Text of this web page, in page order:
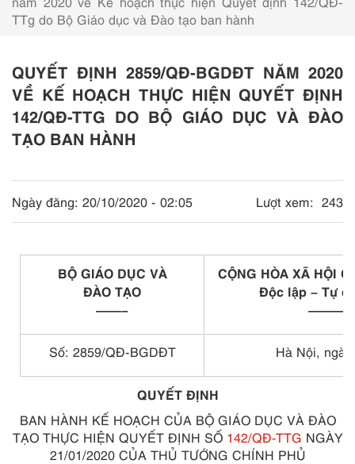
TTg do Bộ Giáo dục và Đào tạo ban hành
QUYẾT ĐỊNH 2859/QĐ-BGDĐT NĂM 2020
VỀ KẾ HOẠCH THỰC HIỆN QUYẾT ĐỊNH
142/QĐ-TTG DO BỘ GIÁO DỤC VÀ ĐÀO
TẠO BAN HÀNH
Ngày đăng: 20/10/2020 - 02:05 Lượt xem: 243
BỘ GIÁO DỤC VÀ
ĐÀO TẠO
——–
CỘNG HÒA XÃ HỘI
Độc lập – Tự
Số: 2859/QĐ-BGDĐT Hà Nội,
QUYẾT ĐỊNH
BAN HÀNH KẾ HOẠCH CỦA BỘ GIÁO DỤC VÀ ĐÀO
TẠO THỰC HIỆN QUYẾT ĐỊNH SỐ 142/QĐ-TTG NGÀY
21/01/2020 CỦA THỦ TƯỚNG CHÍNH PHỦ